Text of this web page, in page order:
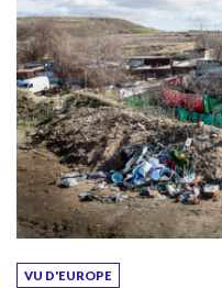
VU D'EUROPE